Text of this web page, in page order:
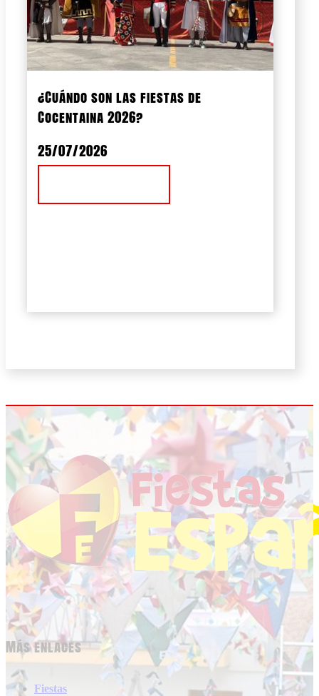
¿Cuándo son las fiestas de
Cocentaina 2026?
25/07/2026
Más enlaces
Fiestas